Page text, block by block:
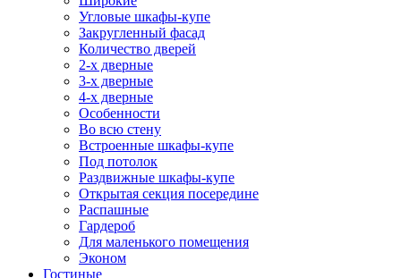
Угловые шкафы-купе
Закругленный фасад
Количество дверей
2-х дверные
3-х дверные
4-х дверные
Особенности
Во всю стену
Встроенные шкафы-купе
Под потолок
Раздвижные шкафы-купе
Открытая секция посередине
Распашные
Гардероб
Для маленького помещения
Эконом
Гостиные